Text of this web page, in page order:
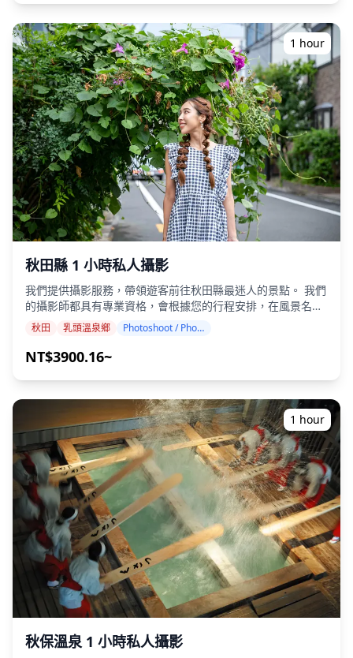
晚： ・竿燈表演：8月3日～6日 每個夜晚，約280支竿燈同時
豎起——最高者可達12公尺、重達50公斤，每支懸掛46個象徵
稻穗的燈籠——萬盞燭光照亮夜空，光芒璀璨。 表演者展現
「妙技」，將高聳的竿燈分別以手掌、額頭、肩膀和腰部保持
平衡，觀眾以「Dokkoisho！Dokkoisho！」的喝采聲呼應，
伴隨太鼓的節奏與笛聲的旋律，氣氛熱烈。 擁有預留座位，您
可以從容享受這場盛典的精彩氛圍，無需擔憂人潮擁擠或長時
間站立。 **時間與地點** 表演時程： ・2026年8月3日～6
日，19:25至20:35 地點： ・秋田縣秋田市竿燈大道 ・從JR秋
田站步行約15分鐘 ## **關於座位種類** - 我們原則上提供S
級座位（階梯式座椅），但視主辦單位剩餘票券狀況，可能分
配A級座位（折疊椅）或B級座位（長凳）。 - 最終座位分配通
知將於6月下旬發送。 - 若分配至A級座位，將退款1,000日
圓；若為B級座位，則退款1,500日圓。 - 請確認理解並同意上
述條款後再完成預訂。 ## **關於票券寄送** - 票券將寄送至
您的住宿飯店。訂購時請提供以下資訊：飯店名稱、飯店地
址、飯店預訂姓名、入住日期及飯店預訂號碼。 - 請事先確認
寄送地址能否接收簡易書留（掛號郵件）。 - 寄送飯店的變更
可受理至7月25日為止，此日期後將無法更改。 ## **使用方
式** - 請於入口閘門出示紙本票券給工作人員。 - 入場後，請
依票券上所示座位入座。 ## **費用含括** - 紙本票券 - 官方
交通費 - 其他個人費用 ## **取消政策** - 所有銷售均為最終
前注意事項** - 即使活動因雨取消，亦不予退款，敬請事先理
解。 - 活動時間可能因天氣狀況縮短，但表演將於天氣好轉的
間隙進行。原則上，活動不會取消。 - 竿燈可能因風力或其他
因素傾倒，具有一定危險性，觀賞時請務必格外留意。 - 觀眾
席允許飲食，但請自行將垃圾帶回。 ## **當天注意事項** -
觀眾區空間有限，請勿攜帶大型行李。主辦單位對個人物品的
失竊或遺失不負任何責任。 - 竿燈祭無論晴雨均照常舉行，觀
眾席無遮蔽設施，請特別注意。下雨時座位可能濕滑，請自備
雨衣等雨具。 - 請勿做出影響其他觀眾的行為，禁止使用或架
設遮擋他人視線的物品（如雨傘、高腳三腳架、橫幅及旗
幟）。 - 整個座位區域嚴禁吸菸，包括電子菸及加熱式菸草產
品。
1 hour
秋田縣 1 小時私人攝影
我們提供攝影服務，帶領遊客前往秋田縣最迷人的景點。 我們
的攝影師都具有專業資格，會根據您的行程安排，在風景名勝
地（如田澤湖、乳頭溫泉、角館武士區和雄偉的男鹿半島海
田縣內的任何地點都可以預約攝影服務，最晚可提前 3 天預
張照片檔案將在一周內交付，您可以選擇您最喜歡的 10 張照
片進行重新交付。 我們會進行調整以營造特定的氛圍，如果需
要，還可以調整情緒和色彩。 讓我們透過我們的攝影服務捕捉
您在秋田的特別時刻！ ◆ 重要資訊： ・如果您在預定的會面
時間遲到，拍攝時間和交付的照片數量可能會減少。 ・如果在
預定日期前 3 天預測拍攝地點會下雨，或者在拍攝當天下雨，
則有三個選項可供選擇： (1) 重新安排日期和時間，(2) 更改地
點，或 (3) 取消拍攝。 ![]
(https://assets.hldycdn.com/9363f911-9a03-46b9-9eb7-
07c1e6377135.jpg)
秋田 乳頭溫泉鄉 Photoshoot / Photo tour
NT$3900.16~
1 hour
秋保溫泉 1 小時私人攝影